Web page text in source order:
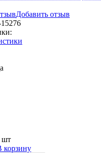
Добавить отзыв
шт
корзину